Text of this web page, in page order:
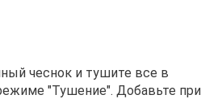
чеснок и тушите все в
"Тушение". Добавьте при